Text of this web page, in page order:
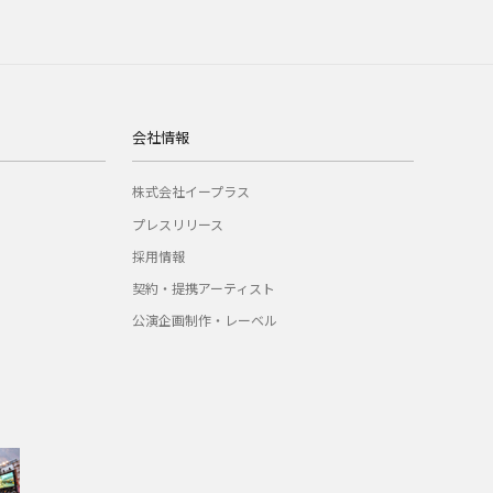
会社情報
株式会社イープラス
プレスリリース
採用情報
契約・提携アーティスト
公演企画制作・レーベル